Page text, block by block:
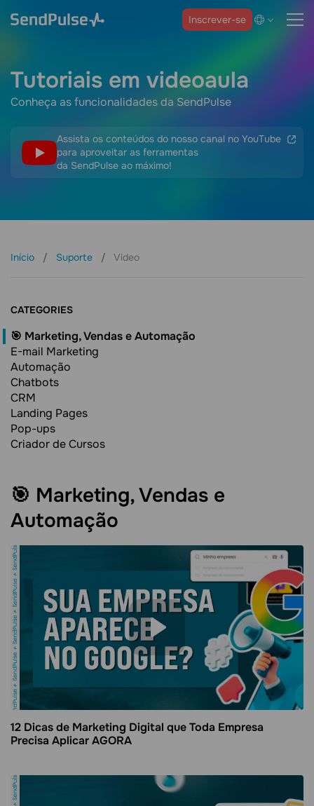
Inscrever-se
Tutoriais em videoaula
Conheça as funcionalidades da SendPulse
Assista os conteúdos do nosso canal no YouTube
para aproveitar as ferramentas
da SendPulse ao máximo!
Início Suporte Video
CATEGORIES
🎯 Marketing, Vendas e Automação
E-mail Marketing
Automação
Chatbots
CRM
Landing Pages
Pop-ups
Criador de Cursos
🎯 Marketing, Vendas e
Automação
12 Dicas de Marketing Digital que Toda Empresa
Precisa Aplicar AGORA